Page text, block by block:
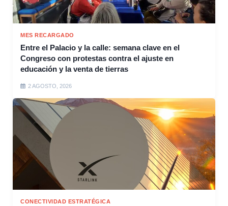
MES RECARGADO
Entre el Palacio y la calle: semana clave en el
Congreso con protestas contra el ajuste en
educación y la venta de tierras
2 AGOSTO, 2026
CONECTIVIDAD ESTRATÉGICA